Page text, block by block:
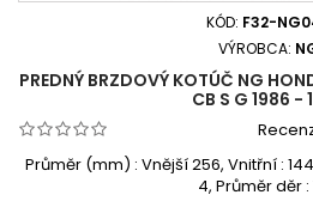
KÓD: F32-
VÝROBCA:
PREDNÝ BRZDOVÝ KOTÚČ NG
CB S G 1986 -
Průměr (mm) : Vnější 256, Vnitřní :
4, Průměr děr :